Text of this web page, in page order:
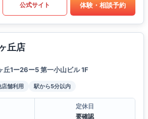
公式サイト 体験・相談予約
丘店
丘1ー26ー5 第一小山ビル 1F
店舗利用 駅から5分以内
定休日
要確認